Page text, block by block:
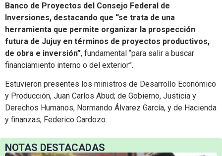
NOTAS DESTACADAS
Banco de Proyectos del Consejo Federal de
Inversiones, destacando que “se trata de una
herramienta que permite organizar la prospección
futura de Jujuy en términos de proyectos productivos,
de obra e inversión”, fundamental “para salir a buscar
financiamiento interno o del exterior”.
Estuvieron presentes los ministros de Desarrollo Económico
y Producción, Juan Carlos Abud; de Gobierno, Justicia y
Derechos Humanos, Normando Álvarez García, y de Hacienda
y finanzas, Federico Cardozo.